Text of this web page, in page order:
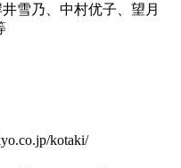
雪乃、中村优子、望月
kotaki/